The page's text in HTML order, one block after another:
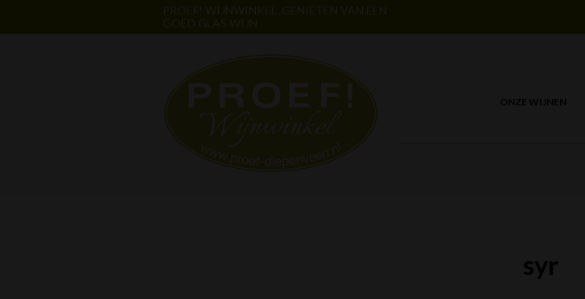
PROEF! WIJNWINKEL. GENIETEN VAN EEN
GOED GLAS WIJN
ONZE WIJNEN
syr